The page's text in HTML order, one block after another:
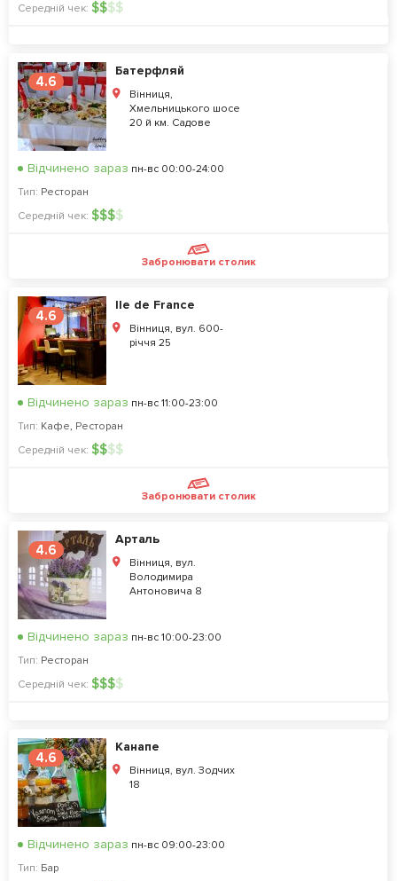
Середній чек: $$$$
4.6
Батерфляй
Вінниця,
Хмельницького шосе
20 й км. Садове
Відчинено зараз пн-вс 00:00-24:00
Тип: Ресторан
Середній чек: $$$$
Забронювати столик
4.6
Ile de France
Вінниця, вул. 600-
річчя 25
Відчинено зараз пн-вс 11:00-23:00
Тип: Кафе, Ресторан
Середній чек: $$$$
Забронювати столик
4.6
Арталь
Вінниця, вул.
Володимира
Антоновича 8
Відчинено зараз пн-вс 10:00-23:00
Тип: Ресторан
Середній чек: $$$$
4.6
Канапе
Вінниця, вул. Зодчих
18
Відчинено зараз пн-вс 09:00-23:00
Тип: Бар